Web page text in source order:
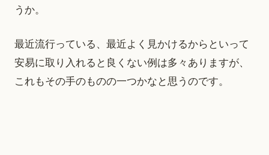
うか。
最近流行っている、最近よく見かけるからといって
安易に取り入れると良くない例は多々ありますが、
これもその手のものの一つかなと思うのです。